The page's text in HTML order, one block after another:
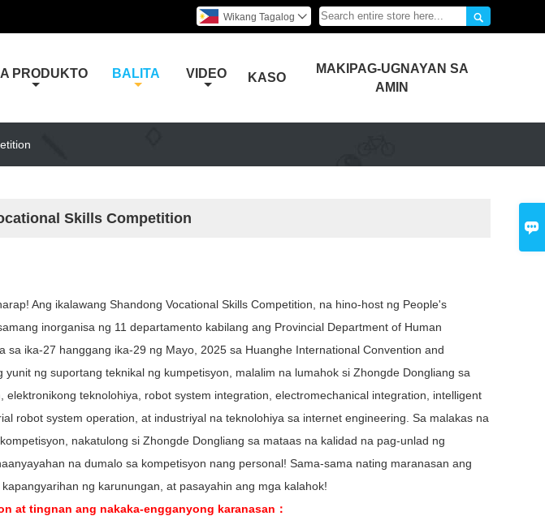


Wikang Tagalog 
PRODUKTO BALITA VIDEO KASO
MAKIPAG-UGNAYAN SA
AMIN
Skills Competition
Ang ikalawang Shandong Vocational Skills Competition, na hino-host ng People's
inorganisa ng 11 departamento kabilang ang Provincial Department of Human
sa ika-27 hanggang ika-29 ng Mayo, 2025 sa Huanghe International Convention and
ng suportang teknikal ng kumpetisyon, malalim na lumahok si Zhongde Dongliang sa
teknolohiya, robot system integration, electromechanical integration, intelligent
robot system operation, at industriyal na teknolohiya sa internet engineering. Sa malakas na
nakatulong si Zhongde Dongliang sa mataas na kalidad na pag-unlad ng
na dumalo sa kompetisyon nang personal! Sama-sama nating maranasan ang
ng karunungan, at pasayahin ang mga kalahok!
at tingnan ang nakaka-engganyong karanasan：